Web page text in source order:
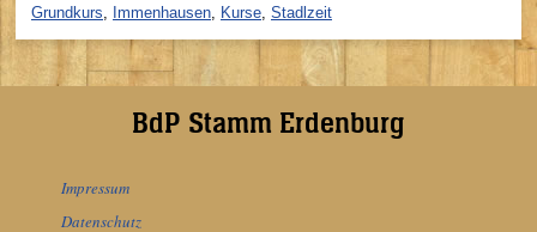
Grundkurs
Immenhausen Kurse Stadlzeit
BdP Stamm Erdenburg
Impressum
Datenschutz